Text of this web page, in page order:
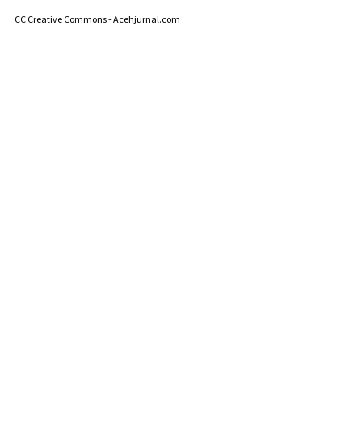
CC Creative Commons - Acehjurnal.com